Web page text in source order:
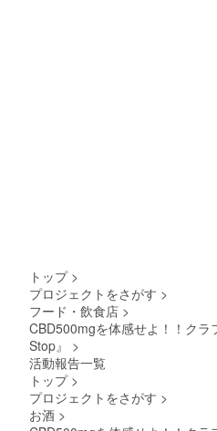
トップ >
プロジェクトをさがす >
フード・飲食店 >
CBD500mgを体感せよ！！クラ
Stop』
>
活動報告一覧
トップ >
プロジェクトをさがす >
お酒 >